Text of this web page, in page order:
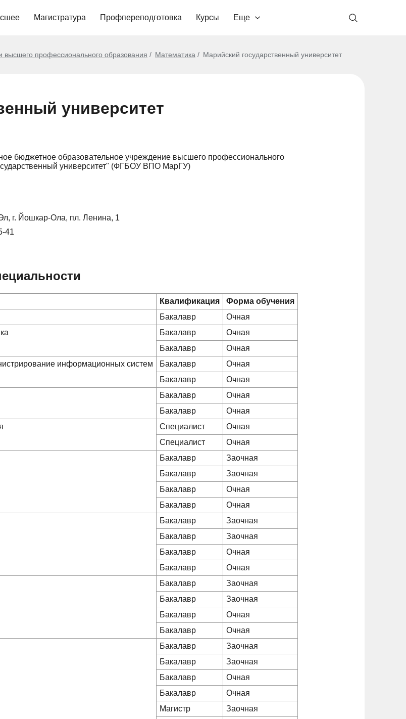
Магистратура Профпереподготовка Курсы Еще
высшего профессионального образования Математика Марийский государственный университет
университет
бюджетное образовательное учреждение высшего профессионального
университет" (ФГБОУ ВПО МарГУ)
г. Йошкар-Ола, пл. Ленина, 1
41
Квалификация
Форма обучения
Бакалавр
Очная
Бакалавр
Очная
Бакалавр
Очная
информационных систем
Бакалавр
Очная
Бакалавр
Очная
Бакалавр
Очная
Бакалавр
Очная
Специалист
Очная
Специалист
Очная
Бакалавр
Заочная
Бакалавр
Заочная
Бакалавр
Очная
Бакалавр
Очная
Бакалавр
Заочная
Бакалавр
Заочная
Бакалавр
Очная
Бакалавр
Очная
Бакалавр
Заочная
Бакалавр
Заочная
Бакалавр
Очная
Бакалавр
Очная
Бакалавр
Заочная
Бакалавр
Заочная
Бакалавр
Очная
Бакалавр
Очная
Магистр
Заочная